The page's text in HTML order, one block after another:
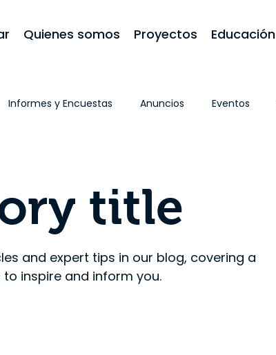
Quienes somos Proyectos Educación
Informes y Encuestas Anuncios Eventos
title
and expert tips in our blog, covering a
inspire and inform you.